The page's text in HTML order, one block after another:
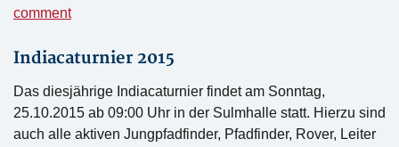
comment
Indiacaturnier 2015
Das diesjährige Indiacaturnier findet am Sonntag,
25.10.2015 ab 09:00 Uhr in der Sulmhalle statt. Hierzu sind
auch alle aktiven Jungpfadfinder, Pfadfinder, Rover, Leiter